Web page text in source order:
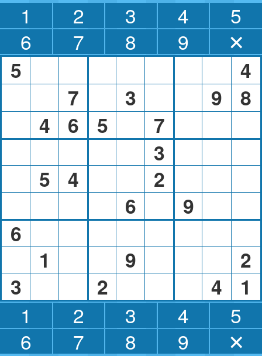
1 2 3 4
5
6
7 8 9 ✕
5
4
7
3 9
8
4
6 5
7
3
5
4
2
6
9
6
1
9
2
3
2 4 1
1 2 3 4
5
6
7 8 9 ✕